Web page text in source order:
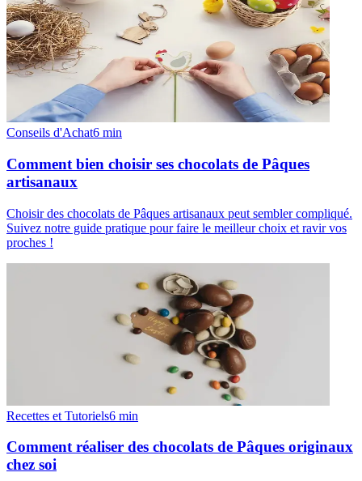
Conseils d'Achat6 min
Comment bien choisir ses chocolats de Pâques
artisanaux
Choisir des chocolats de Pâques artisanaux peut sembler compliqué.
Suivez notre guide pratique pour faire le meilleur choix et ravir vos
proches !
Recettes et Tutoriels6 min
Comment réaliser des chocolats de Pâques originaux
chez soi